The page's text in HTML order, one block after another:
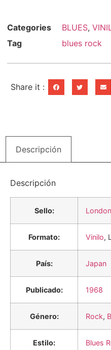
Categories BLUES,
Tag
blues rock
Share it :
Descripción
Descripción
Sello:
Formato: Vinilo,
País: Japan
Publicado: 1968
Género: Rock,
Estilo: Blues